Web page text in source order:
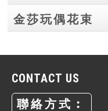
金莎玩偶花束
CONTACT US
聯絡方式︰